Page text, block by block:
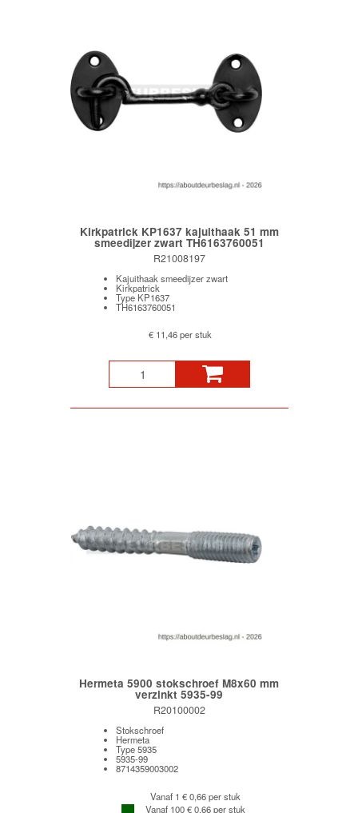
Kirkpatrick KP1637 kajuithaak 51 mm
smeedijzer zwart TH6163760051
R21008197
Kajuithaak smeedijzer zwart
Kirkpatrick
Type KP1637
TH6163760051
€ 11,46 per stuk
Hermeta 5900 stokschroef M8x60 mm
verzinkt 5935-99
R20100002
Stokschroef
Hermeta
Type 5935
5935-99
8714359003002
Vanaf 1 € 0,66 per stuk
Vanaf 100 € 0,66 per stuk